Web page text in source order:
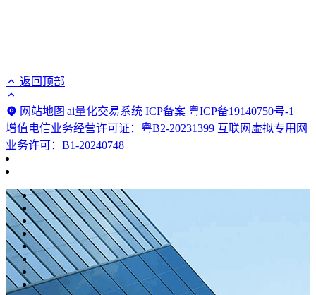
返回顶部
网站地图 |ai量化交易系统 ICP备案 粤ICP备19140750号-1 |
增值电信业务经营许可证：粤B2-20231399 互联网虚拟专用网
业务许可：B1-20240748